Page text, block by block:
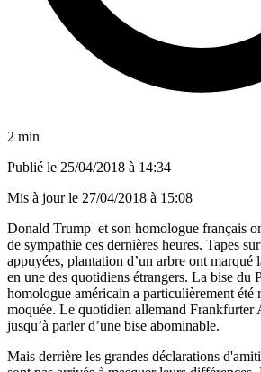
2 min
Publié le 25/04/2018 à 14:34
Mis à jour le 27/04/2018 à 15:08
Donald Trump et son homologue français
de sympathie ces dernières heures. Tapes
appuyées, plantation d’un arbre ont marqué
en une des quotidiens étrangers. La bise du
homologue américain a particulièrement été
moquée. Le quotidien allemand Frankfurter
jusqu’à parler d’une bise abominable.
Mais derrière les grandes déclarations